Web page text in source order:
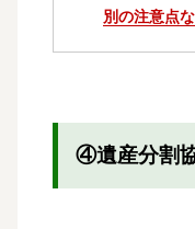
別の注意点
④遺産分割